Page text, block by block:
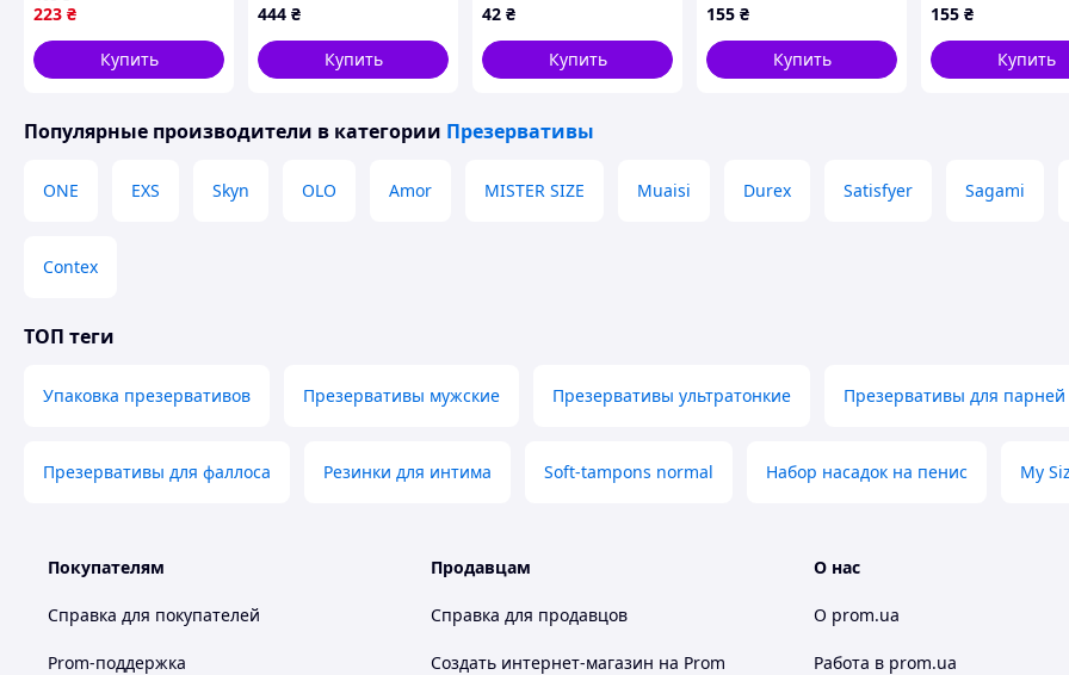
Качество! Гарантия!
MegaTorg.com.ua
223 ₴
Купить
(рельєфні з
анестетиком) 12 шт.
(5052197053432)
444 ₴
Купить
Скін
42 ₴
Купить
155 ₴
Купить
155 ₴
Купить
Популярные производители в категории Презервативы
ONE EXS Skyn OLO Amor MISTER SIZE Muaisi Durex Satisfyer Sagami
Contex
ТОП теги
Упаковка презервативов Презервативы мужские Презервативы ультратонкие Презервативы для парней
Презервативы для фаллоса Резинки для интима Soft-tampons normal Набор насадок на пенис My
Покупателям
Справка для покупателей
Prom-поддержка
Продавцам
Справка для продавцов
Создать интернет-магазин на Prom
О нас
О prom.ua
Работа в prom.ua